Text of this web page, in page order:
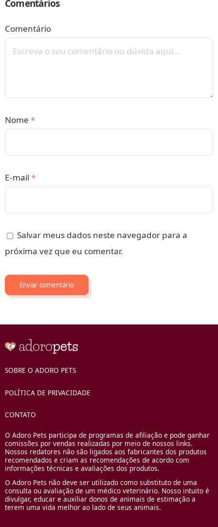
Comentários
Comentário
Nome *
E-mail *
Salvar meus dados neste navegador para a
próxima vez que eu comentar.
SOBRE O ADORO PETS
POLÍTICA DE PRIVACIDADE
CONTATO
O Adoro Pets participa de programas de afiliação e pode ganhar
comissões por vendas realizadas por meio de nossos links.
Nossos redatores não são ligados aos fabricantes dos produtos
recomendados e criam as recomendações de acordo com
informações técnicas e avaliações dos produtos.
O Adoro Pets não deve ser utilizado como substituto de uma
consulta ou avaliação de um médico veterinário. Nosso intuito é
divulgar, educar e auxiliar donos de animais de estimação a
terem uma vida melhor ao lado de seus animais.